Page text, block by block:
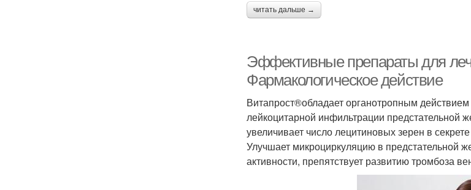
читать дальше →
Эффективные препараты для
Фармакологическое действие
Витапрост®обладает органотропным
лейкоцитарной инфильтрации предстательной
увеличивает число лецитиновых зерен в
Улучшает микроциркуляцию в предстательной
активности, препятствует развитию тромбоза